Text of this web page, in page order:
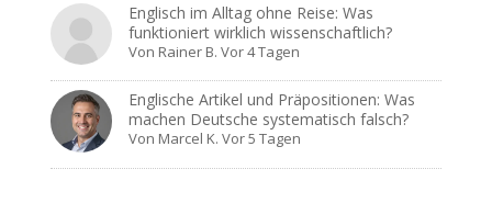
Englisch im Alltag ohne Reise: Was
funktioniert wirklich wissenschaftlich?
Von Rainer B. Vor 4 Tagen
Englische Artikel und Präpositionen: Was
machen Deutsche systematisch falsch?
Von Marcel K. Vor 5 Tagen